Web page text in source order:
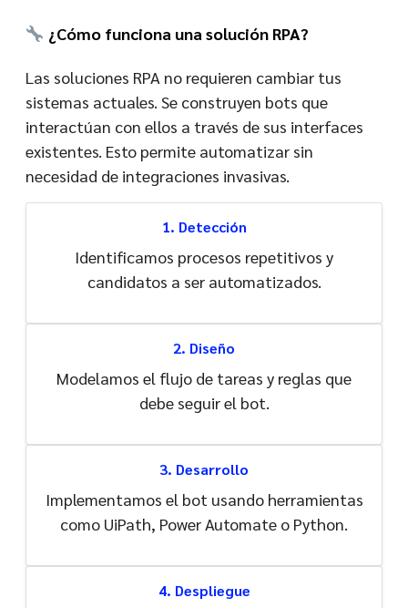
¿Cómo funciona una solución RPA?
Las soluciones RPA no requieren cambiar tus
sistemas actuales. Se construyen bots que
interactúan con ellos a través de sus interfaces
existentes. Esto permite automatizar sin
necesidad de integraciones invasivas.
1. Detección
Identificamos procesos repetitivos y
candidatos a ser automatizados.
2. Diseño
Modelamos el flujo de tareas y reglas que
debe seguir el bot.
3. Desarrollo
Implementamos el bot usando herramientas
como UiPath, Power Automate o Python.
4. Despliegue